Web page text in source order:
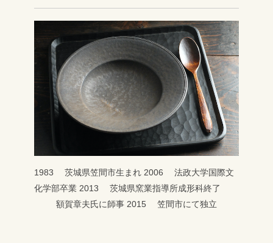
1983 茨城県笠間市生まれ 2006 法政大学国際文
化学部卒業 2013 茨城県窯業指導所成形科終了
額賀章夫氏に師事 2015 笠間市にて独立